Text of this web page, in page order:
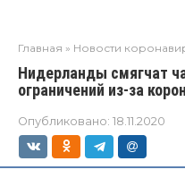
Главная » Новости
Нидерланды смягчат
ограничений из-за
Опубликовано: 18.11.2020